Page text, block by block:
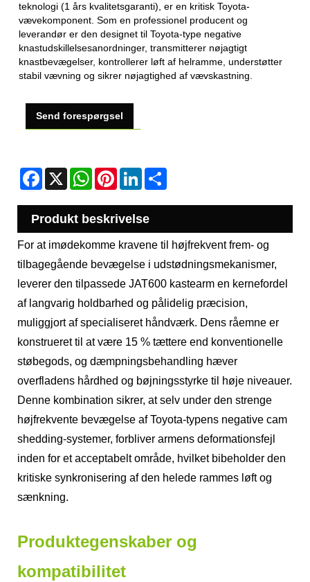
teknologi (1 års kvalitetsgaranti), er en kritisk Toyota-
vævekomponent. Som en professionel producent og
leverandør er den designet til Toyota-type negative
knastudskillelsesanordninger, transmitterer nøjagtigt
knastbevægelser, kontrollerer løft af helramme, understøtter
stabil vævning og sikrer nøjagtighed af vævskastning.
Send forespørgsel
Facebook
X WhatsApp
PinterestLinkedIn
Produkt beskrivelse
For at imødekomme kravene til højfrekvent frem- og
tilbagegående bevægelse i udstødningsmekanismer,
leverer den tilpassede JAT600 kastearm en kernefordel
af langvarig holdbarhed og pålidelig præcision,
muliggjort af specialiseret håndværk. Dens råemne er
konstrueret til at være 15 % tættere end konventionelle
støbegods, og dæmpningsbehandling hæver
overfladens hårdhed og bøjningsstyrke til høje niveauer.
Denne kombination sikrer, at selv under den strenge
højfrekvente bevægelse af Toyota-typens negative cam
shedding-systemer, forbliver armens deformationsfejl
inden for et acceptabelt område, hvilket bibeholder den
kritiske synkronisering af den helede rammes løft og
sænkning.
Produktegenskaber og
kompatibilitet